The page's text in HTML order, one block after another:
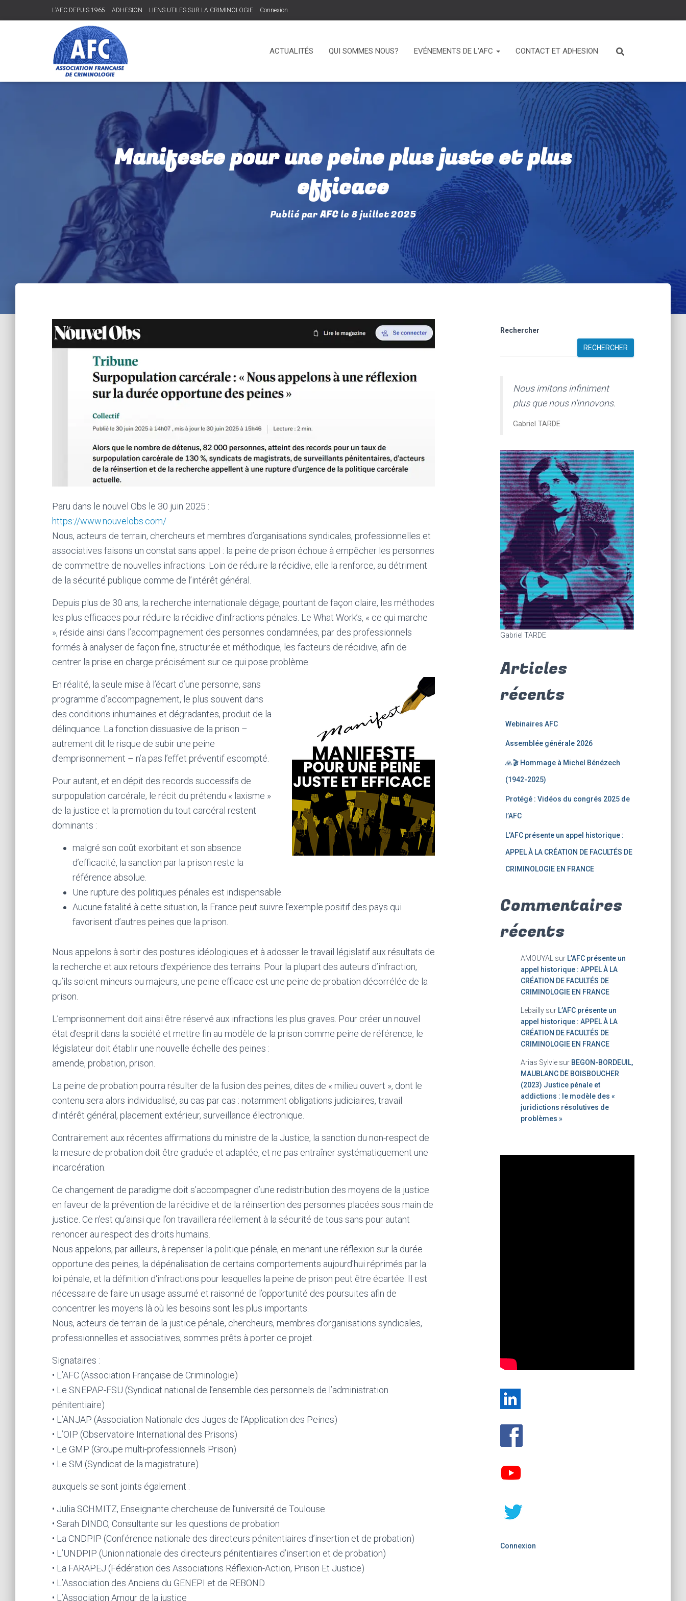
L’AFC DEPUIS 1965 ADHESION LIENS UTILES SUR LA CRIMINOLOGIE Connexion
ACTUALITÉS QUI SOMMES NOUS? EVÉNEMENTS DE L’AFC CONTACT ET ADHESION
Manifeste pour une peine plus juste et plus
efficace
Publié parAFCle 8 juillet 2025
Paru dans le nouvel Obs le 30 juin 2025 :
https://www.nouvelobs.com/
Nous, acteurs de terrain, chercheurs et membres d’organisations syndicales, professionnelles et
associatives faisons un constat sans appel : la peine de prison échoue à empêcher les personnes
de commettre de nouvelles infractions. Loin de réduire la récidive, elle la renforce, au détriment
de la sécurité publique comme de l’intérêt général.
Depuis plus de 30 ans, la recherche internationale dégage, pourtant de façon claire, les méthodes
les plus efficaces pour réduire la récidive d’infractions pénales. Le What Work’s, « ce qui marche
», réside ainsi dans l’accompagnement des personnes condamnées, par des professionnels
formés à analyser de façon fine, structurée et méthodique, les facteurs de récidive, afin de
centrer la prise en charge précisément sur ce qui pose problème.
En réalité, la seule mise à l’écart d’une personne, sans
programme d’accompagnement, le plus souvent dans
des conditions inhumaines et dégradantes, produit de la
délinquance. La fonction dissuasive de la prison –
autrement dit le risque de subir une peine
d’emprisonnement – n’a pas l’effet préventif escompté.
Pour autant, et en dépit des records successifs de
surpopulation carcérale, le récit du prétendu « laxisme »
de la justice et la promotion du tout carcéral restent
dominants :
malgré son coût exorbitant et son absence
d’efficacité, la sanction par la prison reste la
référence absolue.
Une rupture des politiques pénales est indispensable.
Aucune fatalité à cette situation, la France peut suivre l’exemple positif des pays qui
favorisent d’autres peines que la prison.
Nous appelons à sortir des postures idéologiques et à adosser le travail législatif aux résultats de
la recherche et aux retours d’expérience des terrains. Pour la plupart des auteurs d’infraction,
qu’ils soient mineurs ou majeurs, une peine efficace est une peine de probation décorrélée de la
prison.
L’emprisonnement doit ainsi être réservé aux infractions les plus graves. Pour créer un nouvel
état d’esprit dans la société et mettre fin au modèle de la prison comme peine de référence, le
législateur doit établir une nouvelle échelle des peines :
amende, probation, prison.
La peine de probation pourra résulter de la fusion des peines, dites de « milieu ouvert », dont le
contenu sera alors individualisé, au cas par cas : notamment obligations judiciaires, travail
d’intérêt général, placement extérieur, surveillance électronique.
Contrairement aux récentes affirmations du ministre de la Justice, la sanction du non-respect de
la mesure de probation doit être graduée et adaptée, et ne pas entraîner systématiquement une
incarcération.
Ce changement de paradigme doit s’accompagner d’une redistribution des moyens de la justice
en faveur de la prévention de la récidive et de la réinsertion des personnes placées sous main de
justice. Ce n’est qu’ainsi que l’on travaillera réellement à la sécurité de tous sans pour autant
renoncer au respect des droits humains.
Nous appelons, par ailleurs, à repenser la politique pénale, en menant une réflexion sur la durée
opportune des peines, la dépénalisation de certains comportements aujourd’hui réprimés par la
loi pénale, et la définition d‘infractions pour lesquelles la peine de prison peut être écartée. Il est
nécessaire de faire un usage assumé et raisonné de l’opportunité des poursuites afin de
concentrer les moyens là où les besoins sont les plus importants.
Nous, acteurs de terrain de la justice pénale, chercheurs, membres d’organisations syndicales,
professionnelles et associatives, sommes prêts à porter ce projet.
Signataires :
• L’AFC (Association Française de Criminologie)
• Le SNEPAP-FSU (Syndicat national de l’ensemble des personnels de l’administration
pénitentiaire)
• L’ANJAP (Association Nationale des Juges de l’Application des Peines)
• L’OIP (Observatoire International des Prisons)
• Le GMP (Groupe multi-professionnels Prison)
• Le SM (Syndicat de la magistrature)
auxquels se sont joints également :
• Julia SCHMITZ, Enseignante chercheuse de l’université de Toulouse
• Sarah DINDO, Consultante sur les questions de probation
• La CNDPIP (Conférence nationale des directeurs pénitentiaires d’insertion et de probation)
• L’UNDPIP (Union nationale des directeurs pénitentiaires d’insertion et de probation)
• La FARAPEJ (Fédération des Associations Réflexion-Action, Prison Et Justice)
• L’Association des Anciens du GENEPI et de REBOND
• L’Association Amour de la justice
Rechercher
RECHERCHER
Nous imitons infiniment
plus que nous n'innovons.
Gabriel TARDE
Gabriel TARDE
Articles
récents
Webinaires AFC
Assemblée générale 2026
🙏🎬 Hommage à Michel Bénézech
(1942-2025)
Protégé : Vidéos du congrés 2025 de
l’AFC
L’AFC présente un appel historique :
APPEL À LA CRÉATION DE FACULTÉS DE
CRIMINOLOGIE EN FRANCE
Commentaires
récents
AMOUYALsur L’AFC présente un
appel historique : APPEL À LA
CRÉATION DE FACULTÉS DE
CRIMINOLOGIE EN FRANCE
Lebaillysur L’AFC présente un
appel historique : APPEL À LA
CRÉATION DE FACULTÉS DE
CRIMINOLOGIE EN FRANCE
Arias Sylviesur BEGON-BORDEUIL,
MAUBLANC DE BOISBOUCHER
(2023) Justice pénale et
addictions : le modèle des «
juridictions résolutives de
problèmes »
Connexion